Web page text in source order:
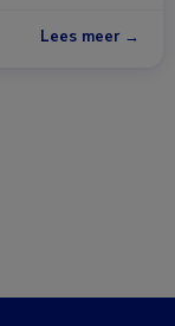
Lees meer →